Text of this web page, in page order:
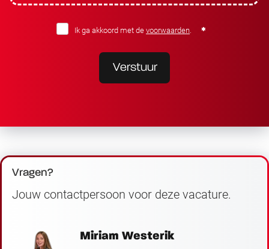
Ik ga akkoord met de voorwaarden
Verstuur
Vragen?
Jouw contactpersoon voor deze vacature.
Miriam Westerik